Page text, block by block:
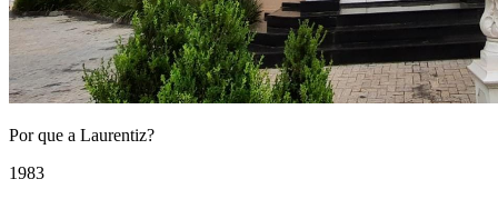
Por que a Laurentiz?
1983